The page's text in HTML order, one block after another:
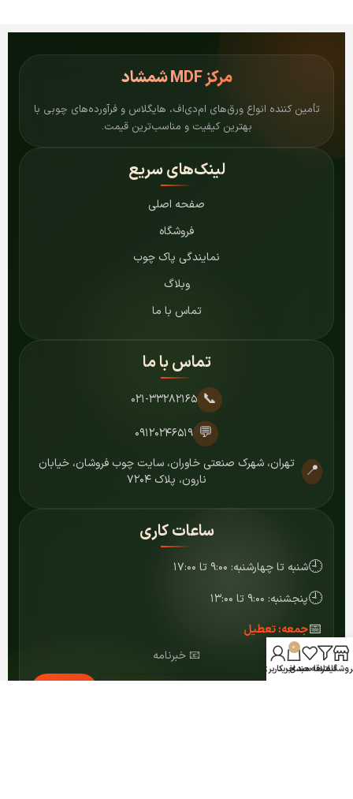
مرکزMDF شمشاد
تأمین کننده انواع ورق‌های ام‌دی‌اف، هایگلاس و فرآورده‌های چوبی با
بهترین کیفیت و مناسب‌ترین قیمت.
لینک‌های سریع
صفحه اصلی
فروشگاه
نمایندگی پاک چوب
وبلاگ
تماس با ما
تماس با ما
📞 ۰۲۱-۳۳۲۸۲۱۶۵
💬 ۰۹۱۲۰۲۴۶۵۱۹
📍
تهران، شهرک صنعتی خاوران، سایت چوب فروشان، خیابان
نارون، پلاک ۷۲۰۴
ساعات کاری
🕘شنبه تا چهارشنبه: ۹:۰۰ تا ۱۷:۰۰
🕘پنجشنبه: ۹:۰۰ تا ۱۳:۰۰
📅جمعه: تعطیل
📧 خبرنامه
فیلترها
علاقه مندی
0
سبد خرید
حساب کاربری من